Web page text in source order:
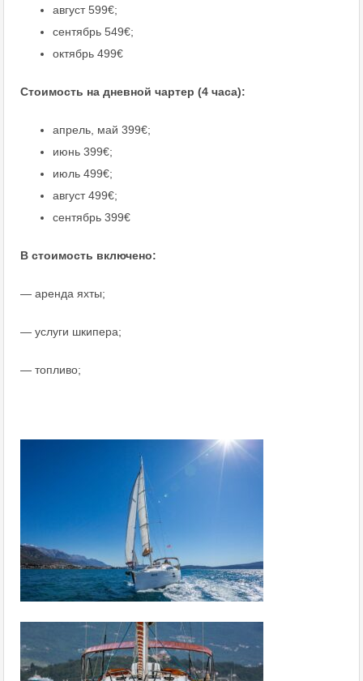
август 599€;
сентябрь 549€;
октябрь 499€
Стоимость на дневной чартер (4 часа):
апрель, май 399€;
июнь 399€;
июль 499€;
август 499€;
сентябрь 399€
В стоимость включено:
— аренда яхты;
— услуги шкипера;
— топливо;